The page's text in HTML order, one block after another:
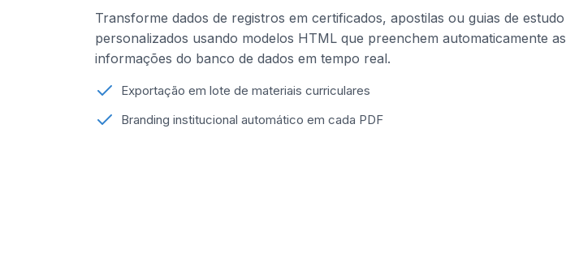
Transforme dados de registros em certificados, apostilas ou guias de estudo
personalizados usando modelos HTML que preenchem automaticamente as
informações do banco de dados em tempo real.
Exportação em lote de materiais curriculares
Branding institucional automático em cada PDF